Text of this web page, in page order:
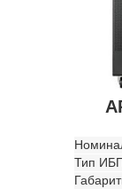
Тип